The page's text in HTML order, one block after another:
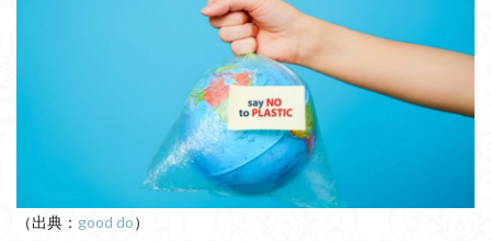
（出典： good do）